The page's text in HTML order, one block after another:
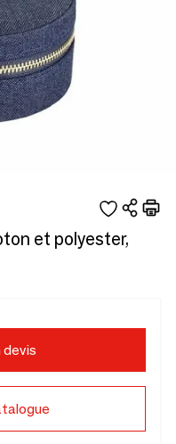
et polyester,
devis